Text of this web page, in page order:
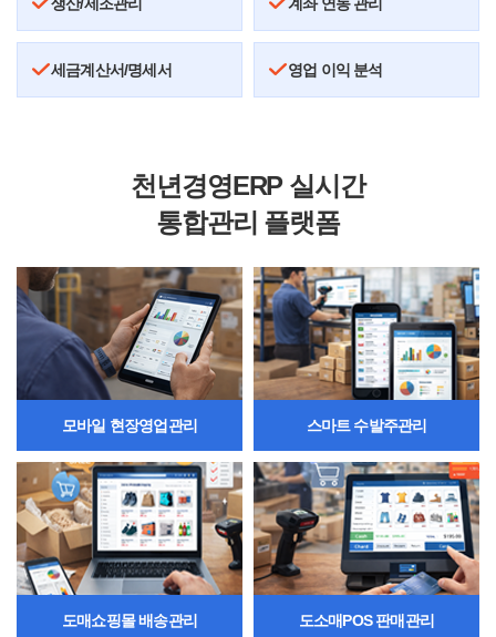
세금계산서/명세서 영업 이익 분석
천년경영ERP 실시간
통합관리 플랫폼
모바일 현장영업관리 스마트 수발주관리
도매쇼핑몰 배송관리 도소매POS 판매관리